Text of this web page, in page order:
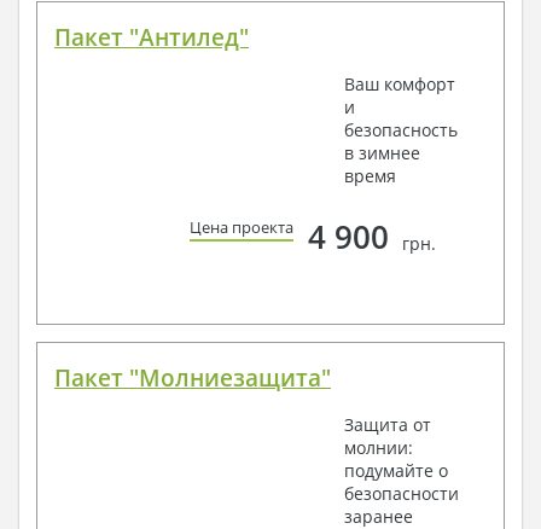
Пакет "Антилед"
Ваш комфорт
и
безопасность
в зимнее
время
Цена проекта 4 900 грн.
Пакет "Молниезащита"
Защита от
молнии:
подумайте о
безопасности
заранее